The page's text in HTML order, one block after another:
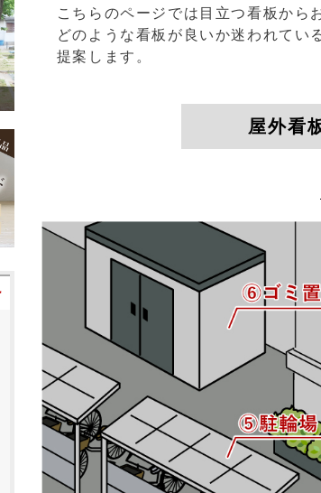
こちらのページでは目立つ看板から
どのような看板が良いか迷われてい
提案します。
屋外看